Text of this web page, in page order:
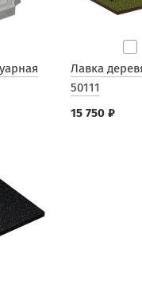
Лавка
50111
15 750 ₽